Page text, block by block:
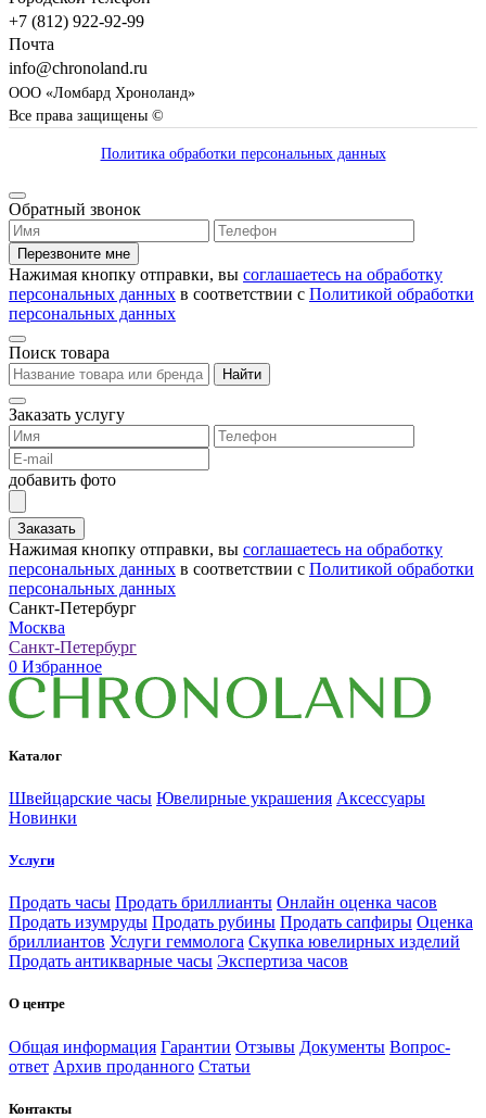
+7 (812) 922-92-99
Почта
info@chronoland.ru
ООО «Ломбард Хроноланд»
Все права защищены ©
Политика обработки персональных данных
Обратный звонок
Перезвоните мне
Нажимая кнопку отправки, вы соглашаетесь на обработку
персональных данных в соответствии с Политикой обработки
персональных данных
Поиск товара
Найти
Заказать услугу
добавить фото
Заказать
Нажимая кнопку отправки, вы соглашаетесь на обработку
персональных данных в соответствии с Политикой обработки
персональных данных
Санкт-Петербург
Москва
Санкт-Петербург
0 Избранное
Каталог
Швейцарские часы Ювелирные украшения Аксессуары
Новинки
Услуги
Продать часы Продать бриллианты Онлайн оценка часов
Продать изумруды Продать рубины Продать сапфиры Оценка
бриллиантов Услуги геммолога Скупка ювелирных изделий
Продать антикварные часы Экспертиза часов
О центре
Общая информация Гарантии Отзывы Документы Вопрос-
ответ Архив проданного Статьи
Контакты